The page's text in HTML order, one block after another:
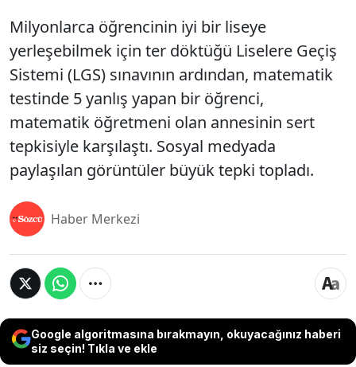
Milyonlarca öğrencinin iyi bir liseye
yerleşebilmek için ter döktüğü Liselere Geçiş
Sistemi (LGS) sınavının ardından, matematik
testinde 5 yanlış yapan bir öğrenci,
matematik öğretmeni olan annesinin sert
tepkisiyle karşılaştı. Sosyal medyada
paylaşılan görüntüler büyük tepki topladı.
Haber Merkezi
Google algoritmasına bırakmayın, okuyacağınız haberi
siz seçin! Tıkla ve ekle